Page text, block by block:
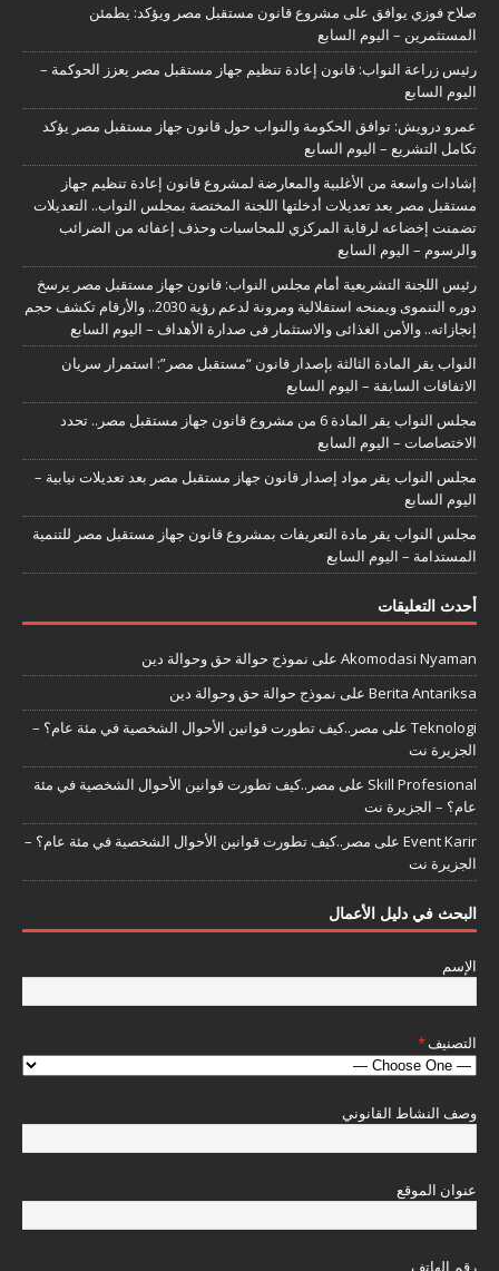
صلاح فوزي يوافق على مشروع قانون مستقبل مصر ويؤكد: يطمئن
المستثمرين – اليوم السابع
رئيس زراعة النواب: قانون إعادة تنظيم جهاز مستقبل مصر يعزز الحوكمة –
اليوم السابع
عمرو درويش: توافق الحكومة والنواب حول قانون جهاز مستقبل مصر يؤكد
تكامل التشريع – اليوم السابع
إشادات واسعة من الأغلبية والمعارضة لمشروع قانون إعادة تنظيم جهاز
مستقبل مصر بعد تعديلات أدخلتها اللجنة المختصة بمجلس النواب.. التعديلات
تضمنت إخضاعه لرقابة المركزي للمحاسبات وحذف إعفائه من الضرائب
والرسوم – اليوم السابع
رئيس اللجنة التشريعية أمام مجلس النواب: قانون جهاز مستقبل مصر يرسخ
دوره التنموى ويمنحه استقلالية ومرونة لدعم رؤية 2030.. والأرقام تكشف حجم
إنجازاته.. والأمن الغذائى والاستثمار فى صدارة الأهداف – اليوم السابع
النواب يقر المادة الثالثة بإصدار قانون “مستقبل مصر”: استمرار سريان
الاتفاقات السابقة – اليوم السابع
مجلس النواب يقر المادة 6 من مشروع قانون جهاز مستقبل مصر.. تحدد
الاختصاصات – اليوم السابع
مجلس النواب يقر مواد إصدار قانون جهاز مستقبل مصر بعد تعديلات نيابية –
اليوم السابع
مجلس النواب يقر مادة التعريفات بمشروع قانون جهاز مستقبل مصر للتنمية
المستدامة – اليوم السابع
أحدث التعليقات
Akomodasi Nyaman على نموذج حوالة حق وحوالة دين
Berita Antariksa على نموذج حوالة حق وحوالة دين
Teknologi على مصر..كيف تطورت قوانين الأحوال الشخصية في مئة عام؟ –
الجزيرة نت
Skill Profesional على مصر..كيف تطورت قوانين الأحوال الشخصية في مئة
عام؟ – الجزيرة نت
Event Karir على مصر..كيف تطورت قوانين الأحوال الشخصية في مئة عام؟ –
الجزيرة نت
البحث في دليل الأعمال
الإسم
التصنيف*
وصف النشاط القانوني
عنوان الموقع
رقم الهاتف